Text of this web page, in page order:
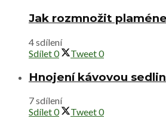
Jak rozmnožit
4 sdílení
Sdílet0 Tweet0
Hnojení kávovou
7 sdílení
Sdílet0 Tweet0